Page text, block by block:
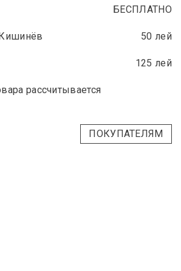
БЕСПЛАТНО
50 лей
125 лей
рассчитывается
ПОКУПАТЕЛЯМ